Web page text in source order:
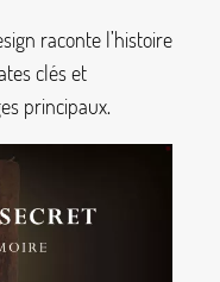
raconte l’histoire
clés et
principaux.